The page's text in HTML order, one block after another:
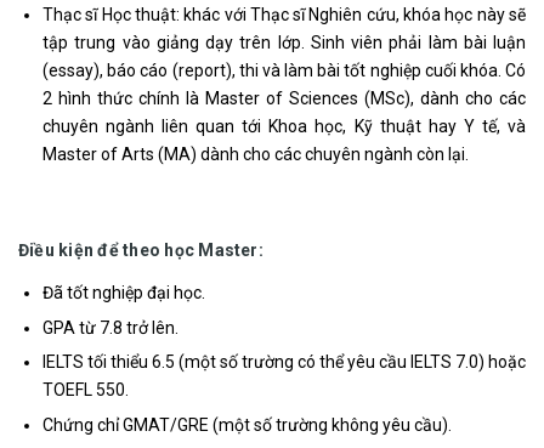
Thạc sĩ Học thuật: khác với Thạc sĩ Nghiên cứu, khóa học này sẽ
tập trung vào giảng dạy trên lớp. Sinh viên phải làm bài luận
(essay), báo cáo (report), thi và làm bài tốt nghiệp cuối khóa. Có
2 hình thức chính là Master of Sciences (MSc), dành cho các
chuyên ngành liên quan tới Khoa học, Kỹ thuật hay Y tế, và
Master of Arts (MA) dành cho các chuyên ngành còn lại.
Điều kiện để theo học Master:
Đã tốt nghiệp đại học.
GPA từ 7.8 trở lên.
IELTS tối thiểu 6.5 (một số trường có thể yêu cầu IELTS 7.0) hoặc
TOEFL 550.
Chứng chỉ GMAT/GRE (một số trường không yêu cầu).